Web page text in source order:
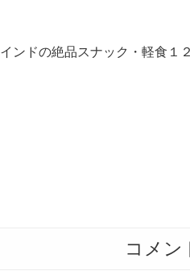
インドの絶品スナック・軽食１
コメン